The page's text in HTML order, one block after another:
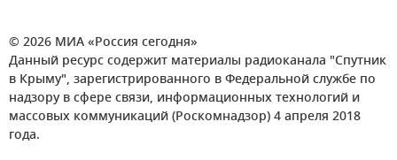
© 2026 МИА «Россия сегодня»
Данный ресурс содержит материалы радиоканала "Спутник
в Крыму", зарегистрированного в Федеральной службе по
надзору в сфере связи, информационных технологий и
массовых коммуникаций (Роскомнадзор) 4 апреля 2018
года.